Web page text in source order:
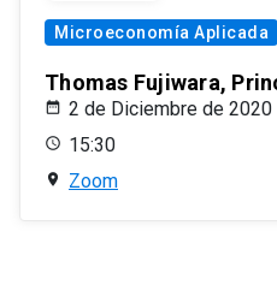
Microeconomía Aplicada
Thomas Fujiwara,
2 de Diciembre de 2020
15:30
Zoom